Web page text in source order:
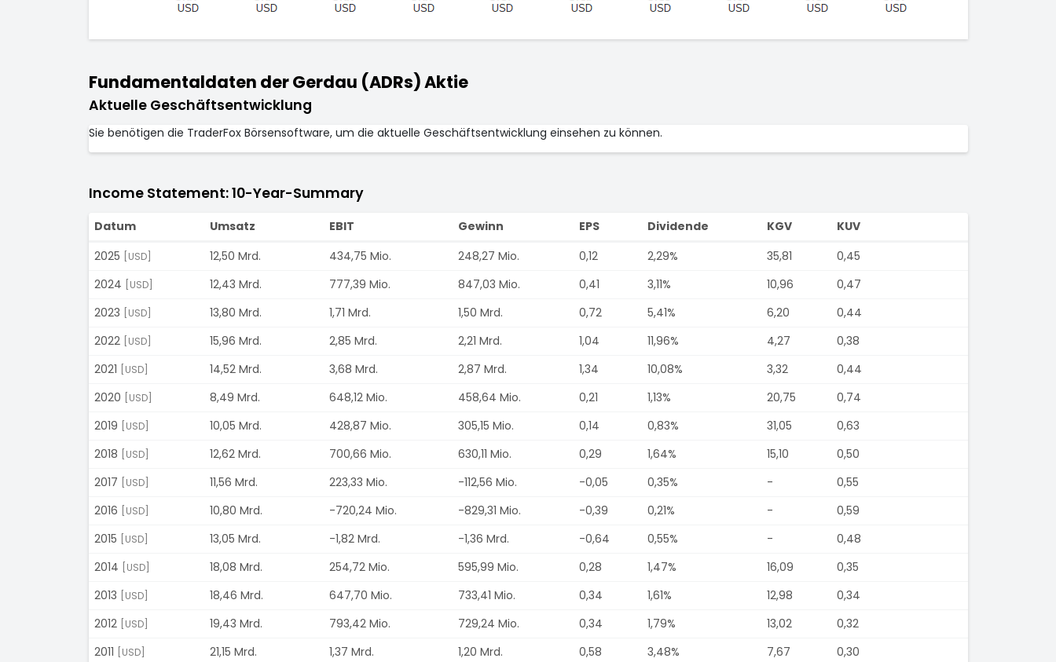
Fundamentaldaten der Gerdau (ADRs) Aktie
Aktuelle Geschäftsentwicklung
Sie benötigen die TraderFox Börsensoftware, um die aktuelle Geschäftsentwicklung einsehen zu können.
Income Statement: 10-Year-Summary
Datum Umsatz EBIT Gewinn EPS Dividende KGV
KUV
2025
[USD] 12,50 Mrd. 434,75 Mio. 248,27 Mio. 0,12 2,29% 35,81
0,45
2024
[USD] 12,43 Mrd. 777,39 Mio. 847,03 Mio. 0,41 3,11% 10,96
0,47
2023
[USD] 13,80 Mrd. 1,71 Mrd. 1,50 Mrd. 0,72 5,41% 6,20
0,44
2022
[USD] 15,96 Mrd. 2,85 Mrd. 2,21 Mrd. 1,04 11,96% 4,27
0,38
2021
[USD] 14,52 Mrd. 3,68 Mrd. 2,87 Mrd. 1,34 10,08% 3,32
0,44
2020
[USD] 8,49 Mrd. 648,12 Mio. 458,64 Mio. 0,21 1,13% 20,75
0,74
2019
[USD] 10,05 Mrd. 428,87 Mio. 305,15 Mio. 0,14 0,83% 31,05
0,63
2018
[USD] 12,62 Mrd. 700,66 Mio. 630,11 Mio. 0,29 1,64% 15,10
0,50
2017
[USD] 11,56 Mrd. 223,33 Mio. -112,56 Mio. -0,05 0,35% -
0,55
2016
[USD] 10,80 Mrd. -720,24 Mio. -829,31 Mio. -0,39 0,21% -
0,59
2015
[USD] 13,05 Mrd. -1,82 Mrd. -1,36 Mrd. -0,64 0,55% -
0,48
2014
[USD] 18,08 Mrd. 254,72 Mio. 595,99 Mio. 0,28 1,47% 16,09
0,35
2013
[USD] 18,46 Mrd. 647,70 Mio. 733,41 Mio. 0,34 1,61% 12,98
0,34
2012
[USD] 19,43 Mrd. 793,42 Mio. 729,24 Mio. 0,34 1,79% 13,02
0,32
2011
[USD] 21,15 Mrd. 1,37 Mrd. 1,20 Mrd. 0,58 3,48% 7,67
0,30